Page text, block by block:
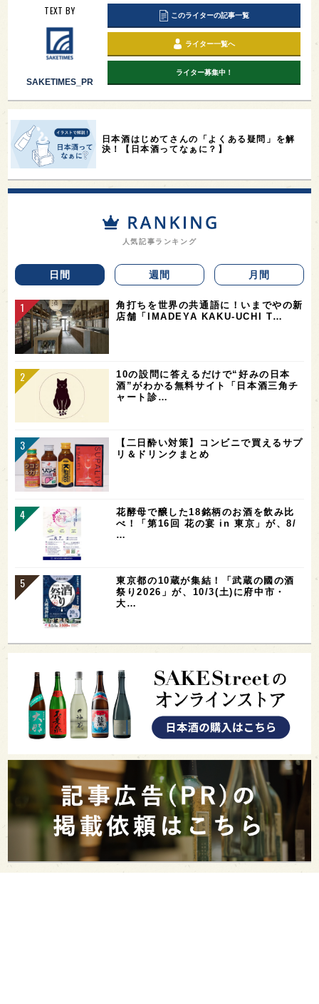
TEXT BY
SAKETIMES_PR
このライターの記事一覧
ライター一覧へ
ライター募集中！
日本酒はじめてさんの「よくある疑問」を解
決！【日本酒ってなぁに？】
人気記事ランキング
日間 週間 月間
角打ちを世界の共通語に！いまでやの新
店舗「IMADEYA KAKU-UCHI T…
10の設問に答えるだけで“好みの日本
酒”がわかる無料サイト「日本酒三角チ
ャート診…
【二日酔い対策】コンビニで買えるサプ
リ＆ドリンクまとめ
花酵母で醸した18銘柄のお酒を飲み比
べ！「第16回 花の宴 in 東京」が、8/
…
東京都の10蔵が集結！「武蔵の國の酒
祭り2026」が、10/3(土)に府中市・
大…